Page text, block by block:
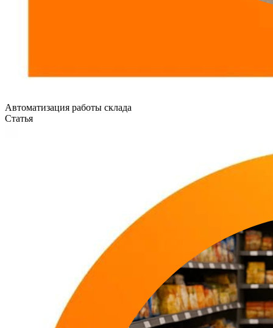
Автоматизация работы склада
Статья